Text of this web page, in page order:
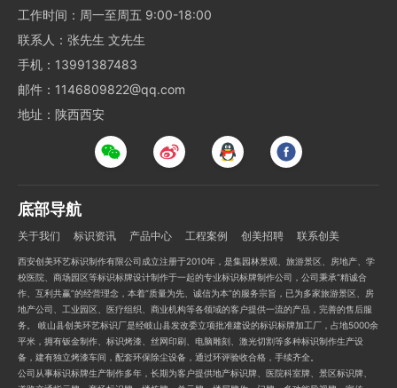
工作时间：周一至周五 9:00-18:00
联系人：张先生 文先生
手机：13991387483
邮件：1146809822@qq.com
地址：陕西西安
底部导航
关于我们 标识资讯 产品中心 工程案例 创美招聘 联系创美
西安创美环艺标识制作有限公司成立注册于2010年，是集园林景观、旅游景区、房地产、学
校医院、商场园区等标识标牌设计制作于一起的专业标识标牌制作公司，公司秉承“精诚合
作、互利共赢”的经营理念，本着“质量为先、诚信为本”的服务宗旨，已为多家旅游景区、房
地产公司、工业园区、医疗组织、商业机构等各领域的客户提供一流的产品，完善的售后服
务。 岐山县创美环艺标识厂是经岐山县发改委立项批准建设的标识标牌加工厂，占地5000余
平米，拥有钣金制作、标识烤漆、丝网印刷、电脑雕刻、激光切割等多种标识制作生产设
备，建有独立烤漆车间，配套环保除尘设备，通过环评验收合格，手续齐全。
公司从事标识标牌生产制作多年，长期为客户提供地产标识牌、医院科室牌、景区标识牌、